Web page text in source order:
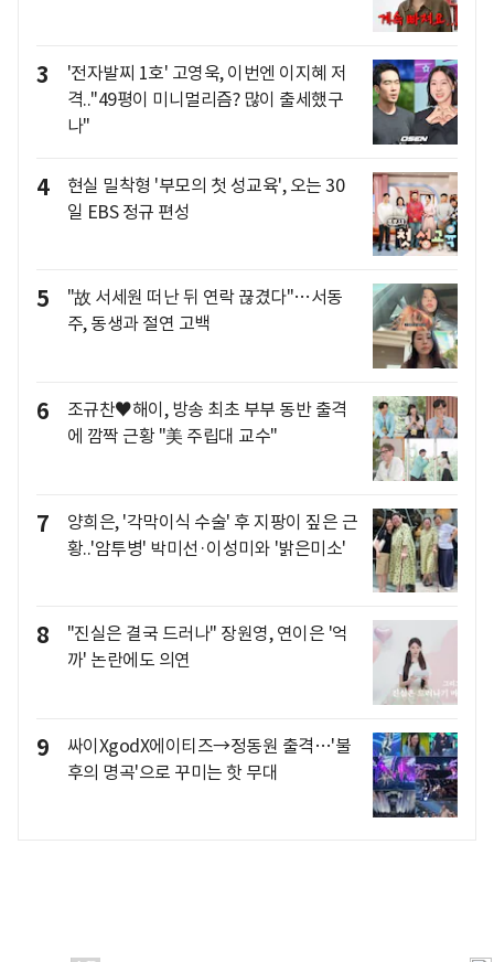
3
'전자발찌 1호' 고영욱, 이번엔 이지혜 저
격.."49평이 미니멀리즘? 많이 출세했구
나"
4
현실 밀착형 '부모의 첫 성교육', 오는 30
일 EBS 정규 편성
5
"故 서세원 떠난 뒤 연락 끊겼다"…서동
주, 동생과 절연 고백
6
조규찬♥해이, 방송 최초 부부 동반 출격
에 깜짝 근황 "美 주립대 교수"
7
양희은, '각막이식 수술' 후 지팡이 짚은 근
황..'암투병' 박미선·이성미와 '밝은미소'
8
"진실은 결국 드러나" 장원영, 연이은 '억
까' 논란에도 의연
9
싸이XgodX에이티즈→정동원 출격…'불
후의 명곡'으로 꾸미는 핫 무대